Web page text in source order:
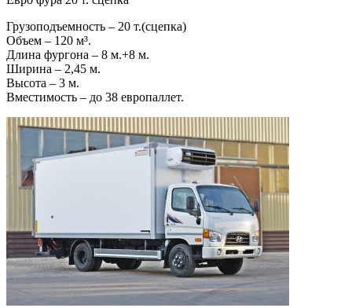
Грузоподъемность – 20 т.(сцепка)
Объем – 120 м³.
Длина фургона – 8 м.+8 м.
Ширина – 2,45 м.
Высота – 3 м.
Вместимость – до 38 европаллет.